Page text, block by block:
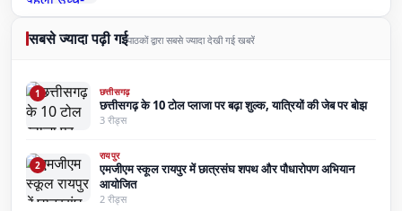
सबसे ज्यादा पढ़ी गईपाठकों द्वारा सबसे ज्यादा देखी गई खबरें
1 छत्तीसगढ़
छत्तीसगढ़ के 10 टोल प्लाजा पर बढ़ा शुल्क, यात्रियों की जेब पर बोझ
3 रीड्स
2
रायपुर
एमजीएम स्कूल रायपुर में छात्रसंघ शपथ और पौधारोपण अभियान
आयोजित
2 रीड्स